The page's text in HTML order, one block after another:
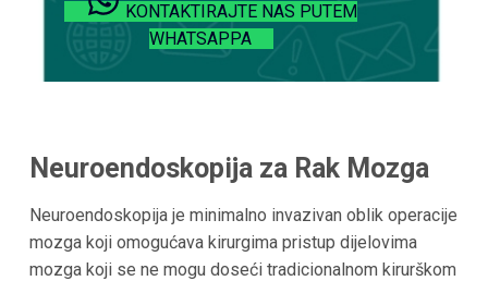
KONTAKTIRAJTE NAS PUTEM
WHATSAPPA
Neuroendoskopija za Rak Mozga
Neuroendoskopija je minimalno invazivan oblik operacije
mozga koji omogućava kirurgima pristup dijelovima
mozga koji se ne mogu doseći tradicionalnom kirurškom